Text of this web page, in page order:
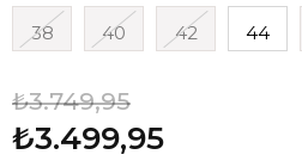
38 40 42 44
₺3.749,95
₺3.499,95